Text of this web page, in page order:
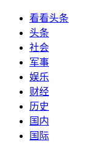
看看头条
头条
社会
军事
娱乐
财经
历史
国内
国际